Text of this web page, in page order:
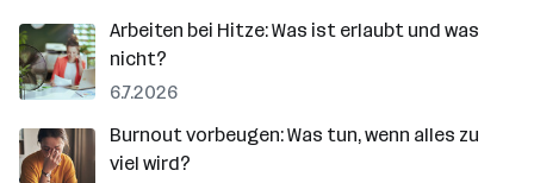
Arbeiten bei Hitze: Was ist erlaubt und was
nicht?
6.7.2026
Burnout vorbeugen: Was tun, wenn alles zu
viel wird?